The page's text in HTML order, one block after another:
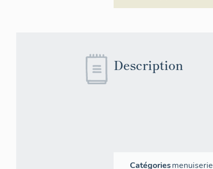
Description
Catégoriesmenuiserie